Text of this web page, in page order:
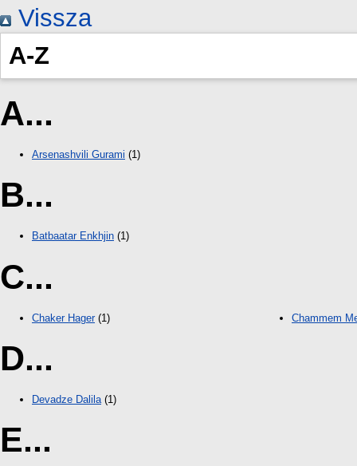
Vissza
A-Z
A...
Arsenashvili Gurami (1)
B...
Batbaatar Enkhjin (1)
C...
Chaker Hager(1) Chammem
D...
Devadze Dalila (1)
E...